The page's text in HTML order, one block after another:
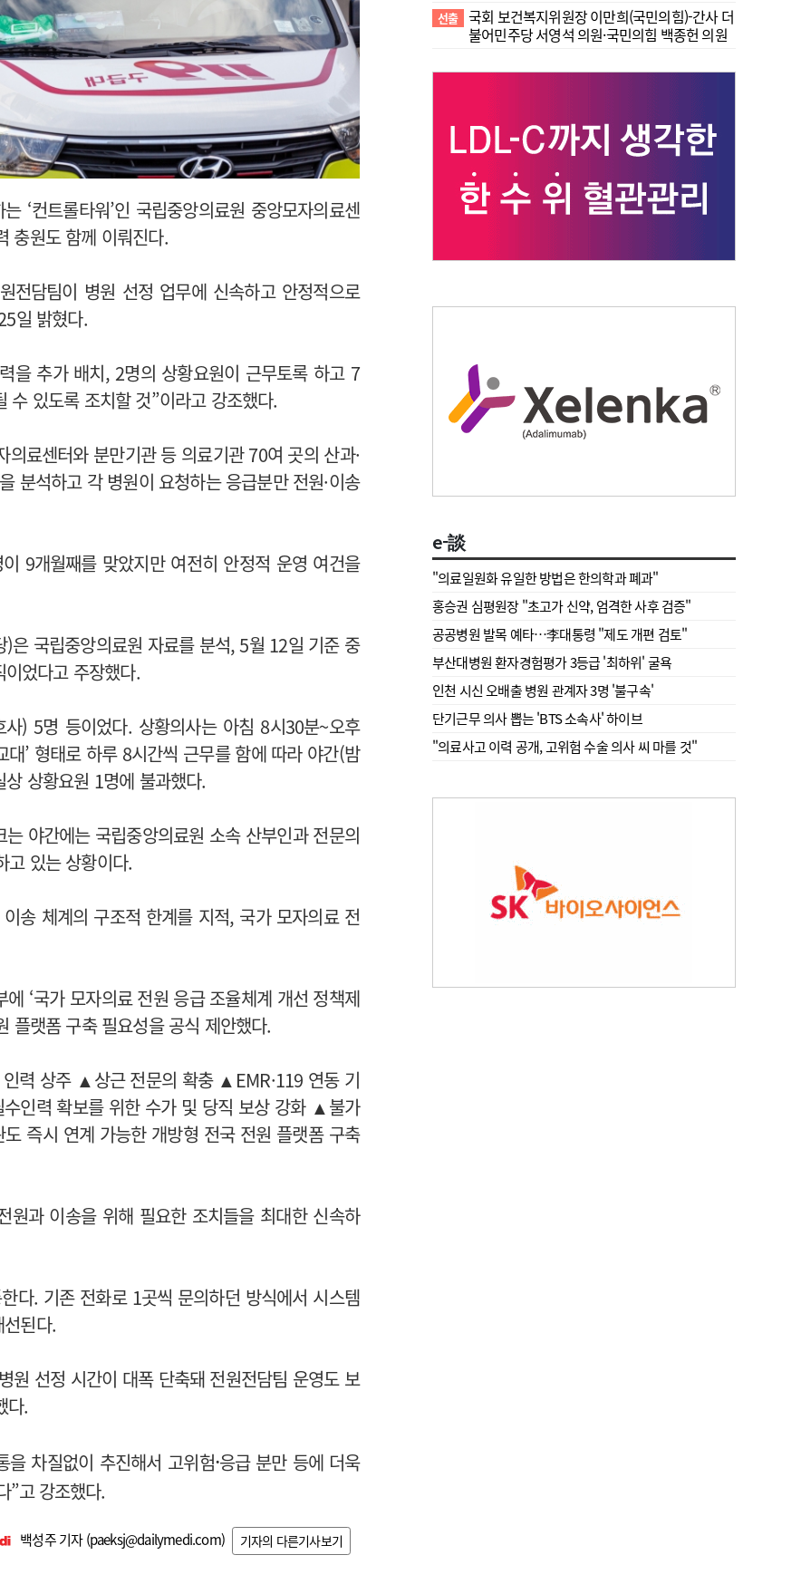
‘컨트롤타워’인 국립중앙의료원 중앙모자의료센
충원도 함께 이뤄진다.
전담팀이 병원 선정 업무에 신속하고 안정적으로
일 밝혔다.
을 추가 배치, 2명의 상황요원이 근무토록 하고 7
수 있도록 조치할 것”이라고 강조했다.
료센터와 분만기관 등 의료기관 70여 곳의 산과·
분석하고 각 병원이 요청하는 응급분만 전원·이송
9개월째를 맞았지만 여전히 안정적 운영 여건을
은 국립중앙의료원 자료를 분석, 5월 12일 기준 중
었다고 주장했다.
) 5명 등이었다. 상황의사는 아침 8시30분~오후
’ 형태로 하루 8시간씩 근무를 함에 따라 야간(밤
상황요원 1명에 불과했다.
야간에는 국립중앙의료원 소속 산부인과 전문의
고 있는 상황이다.
송 체계의 구조적 한계를 지적, 국가 모자의료 전
‘국가 모자의료 전원 응급 조율체계 개선 정책제
플랫폼 구축 필요성을 공식 제안했다.
력 상주 ▲상근 전문의 확충 ▲EMR·119 연동 기
인력 확보를 위한 수가 및 당직 보상 강화 ▲불가
즉시 연계 가능한 개방형 전국 전원 플랫폼 구축
원과 이송을 위해 필요한 조치들을 최대한 신속하
다. 기존 전화로 1곳씩 문의하던 방식에서 시스템
된다.
원 선정 시간이 대폭 단축돼 전원전담팀 운영도 보
다.
을 차질없이 추진해서 고위험·응급 분만 등에 더욱
”고 강조했다.
백성주 기자 (paeksj@dailymedi.com) 기자의 다른기사보기
선출 국회 보건복지위원장 이만희(국민의힘)-간사 더
불어민주당 서영석 의원·국민의힘 백종헌 의원
e-談
"의료일원화 유일한 방법은 한의학과 폐과"
홍승권 심평원장 " 초고가 신약, 엄격한 사후 검증"
공공병원 발목 예타…李대통령 "제도 개편 검토"
부산대병원 환자경험평가 3등급 '최하위' 굴욕
인천 시신 오배출 병원 관계자 3명 '불구속'
단기근무 의사 뽑는 'BTS 소속사' 하이브
"의료사고 이력 공개, 고위험 수술 의사 씨 마를 것"